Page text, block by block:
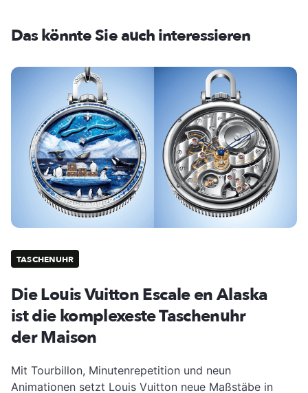
Das könnte Sie auch interessieren
TASCHENUHR
Die Louis Vuitton Escale en Alaska
ist die komplexeste Taschenuhr
der Maison
Mit Tourbillon, Minutenrepetition und neun
Animationen setzt Louis Vuitton neue Maßstäbe in